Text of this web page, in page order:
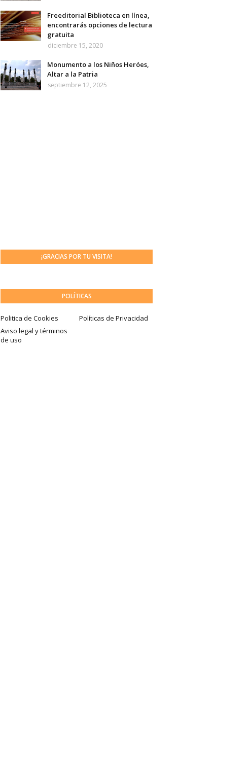
Freeditorial Biblioteca en línea,
encontrarás opciones de lectura
gratuita
diciembre 15, 2020
Monumento a los Niños Heróes,
Altar a la Patria
septiembre 12, 2025
¡GRACIAS POR TU VISITA!
POLÍTICAS
Politica de Cookies
Políticas de Privacidad
Aviso legal y términos
de uso